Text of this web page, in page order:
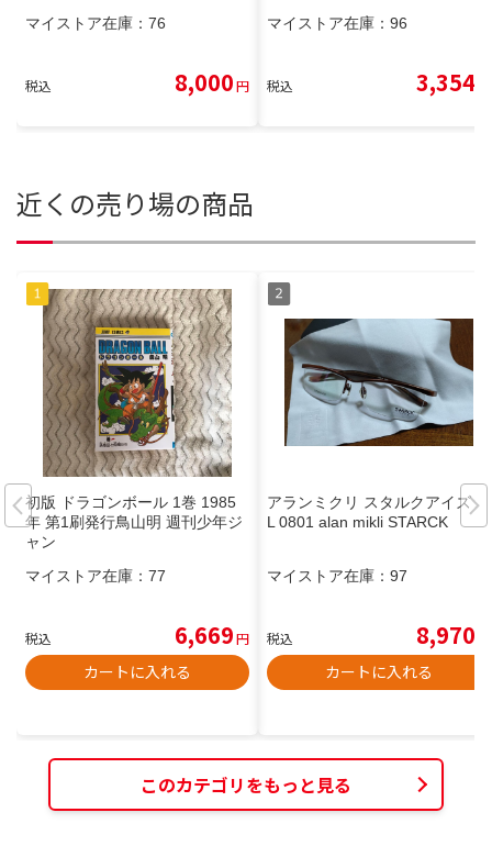
マイストア在庫： 76
税込 8,000円
マイストア在庫： 96
税込 3,354
近くの売り場の商品
初版 ドラゴンボール 1巻 1985
年 第1刷発行鳥山明 週刊少年ジ
ャン
マイストア在庫： 77
税込 6,669円
カートに入れる
アランミクリ スタルクアイズ P
L 0801 alan mikli STARCK
マイストア在庫： 97
税込 8,970
カートに入れる
このカテゴリをもっと見る